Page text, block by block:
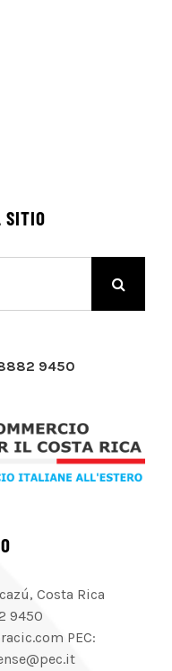
SITIO
9450
Costa Rica
9450
PEC: